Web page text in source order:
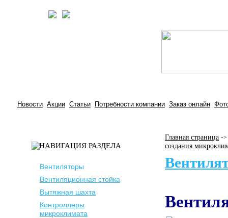
Новости Акции Статьи Потребности компании Заказ онлайн
Главная страница ->
создания
Вентиляторы
Вентиляционная стойка
Вытяжная шахта
Контроллеры
микроклимата